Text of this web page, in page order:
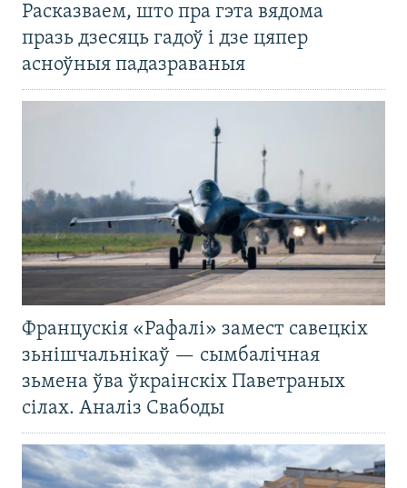
Расказваем, што пра гэта вядома
празь дзесяць гадоў і дзе цяпер
асноўныя падазраваныя
Францускія «Рафалі» замест савецкіх
зьнішчальнікаў — сымбалічная
зьмена ўва ўкраінскіх Паветраных
сілах. Аналіз Свабоды